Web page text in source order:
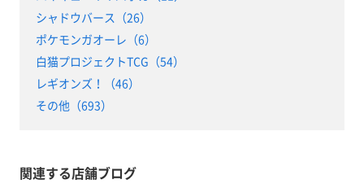
シャドウバース（26）
ポケモンガオーレ（6）
白猫プロジェクトTCG（54）
レギオンズ！（46）
その他（693）
関連する店舗ブログ